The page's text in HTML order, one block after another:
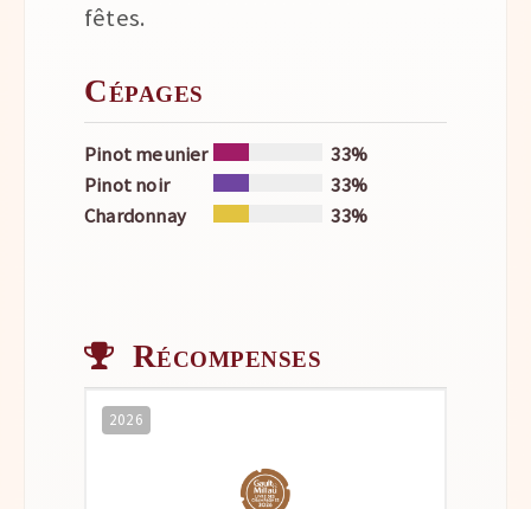
fêtes.
Cépages
Pinot meunier
33%
Pinot noir
33%
Chardonnay
33%
Récompenses
2026